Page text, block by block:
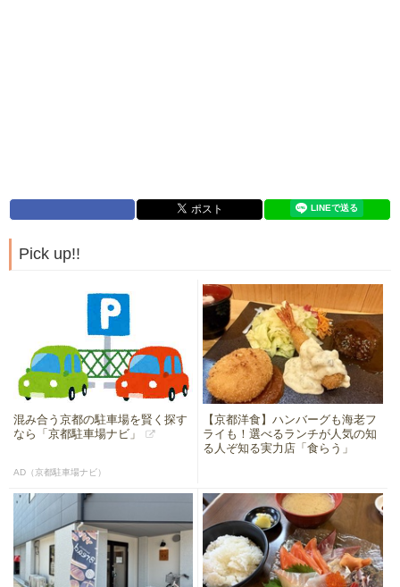
Pick up!!
混み合う京都の駐車場を賢く探す
なら「京都駐車場ナビ」
AD（京都駐車場ナビ）
【京都洋食】ハンバーグも海老フ
ライも！選べるランチが人気の知
る人ぞ知る実力店「食らう」